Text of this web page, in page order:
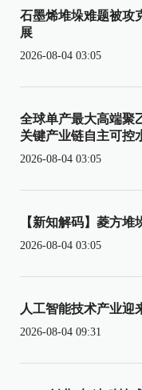
石墨烯堆垛难题被攻
展
2026-08-04 03:05
全球单产最大高端聚
关键产业链自主可控
2026-08-04 03:05
【新知解码】菱方堆
2026-08-04 03:05
人工智能技术产业迎
2026-08-04 09:31